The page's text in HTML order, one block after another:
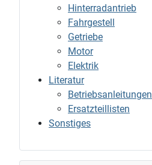
Hinterradantrieb
Fahrgestell
Getriebe
Motor
Elektrik
Literatur
Betriebsanleitungen
Ersatzteillisten
Sonstiges